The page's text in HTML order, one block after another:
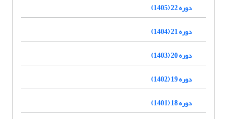
دوره 22 (1405)
دوره 21 (1404)
دوره 20 (1403)
دوره 19 (1402)
دوره 18 (1401)